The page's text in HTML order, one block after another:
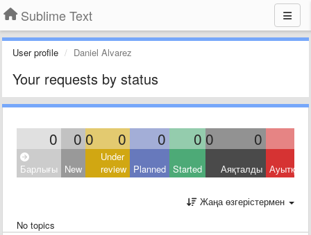
Sublime Text
User profile Daniel Alvarez
Your requests by status
0 0 0 0 0 0 0 0
Барлығы New
Under
review Planned Started Аяқталды
Жаңа өзгерістермен
No topics